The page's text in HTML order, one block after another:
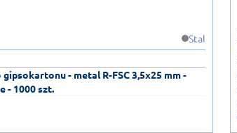
Stal
- metal R-FSC 3,5x25 mm -
- 1000 szt.